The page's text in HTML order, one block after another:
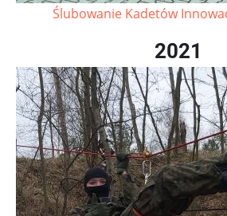
Ślubowanie Kadetów
2021